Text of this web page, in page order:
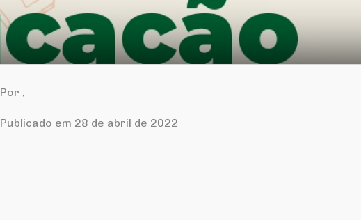
Por ,
Publicado em 28 de abril de 2022